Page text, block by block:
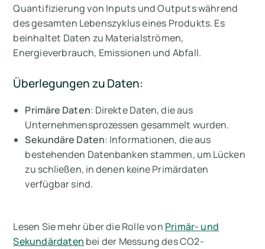
Quantifizierung von Inputs und Outputs während
des gesamten Lebenszyklus eines Produkts. Es
beinhaltet Daten zu Materialströmen,
Energieverbrauch, Emissionen und Abfall.
Überlegungen zu Daten:
Primäre Daten: Direkte Daten, die aus
Unternehmensprozessen gesammelt wurden.
Sekundäre Daten: Informationen, die aus
bestehenden Datenbanken stammen, um Lücken
zu schließen, in denen keine Primärdaten
verfügbar sind.
Lesen Sie mehr über die Rolle von Primär- und
Sekundärdaten bei der Messung des CO2-